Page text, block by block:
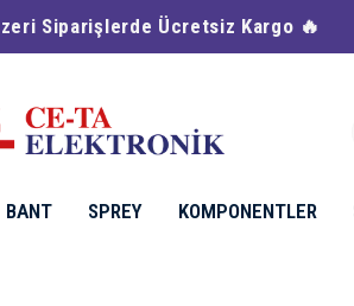
Ödemelerinde %2 İndirim 🔥
BANT SPREY KOMPONENTLER